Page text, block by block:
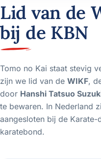
band en deden zelf een
Lid van de
bij de KBN
Tomo no Kai staat stevig
zijn we lid van de WIKF,
door Hanshi Tatsuo
te bewaren. In Nederland
aangesloten bij de
karatebond.